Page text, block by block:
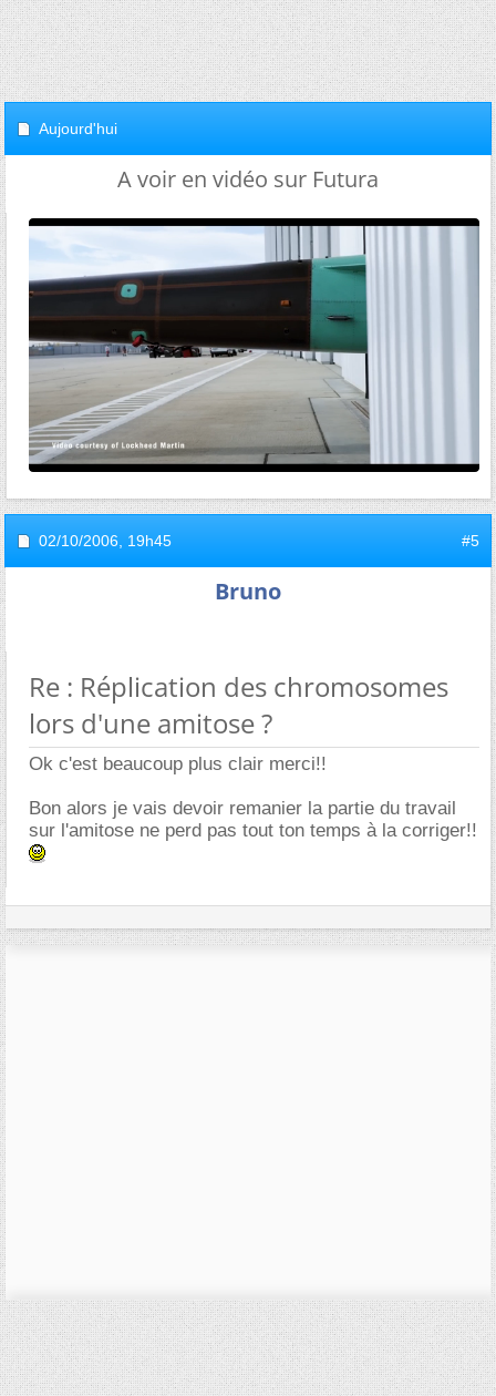
Aujourd'hui
A voir en vidéo sur Futura
02/10/2006, 19h45 #5
Bruno
Re : Réplication des chromosomes
lors d'une amitose ?
Ok c'est beaucoup plus clair merci!!
Bon alors je vais devoir remanier la partie du travail
sur l'amitose ne perd pas tout ton temps à la corriger!!